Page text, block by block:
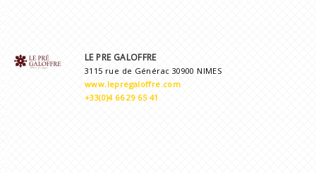
LE PRE GALOFFRE
3115 rue de Générac 30900 NIMES
www.lepregaloffre.com
+33(0)4 66 29 65 41